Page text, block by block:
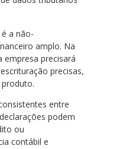
a não-
amplo. Na
empresa precisará
precisas,
entre
podem
ou
contábil e